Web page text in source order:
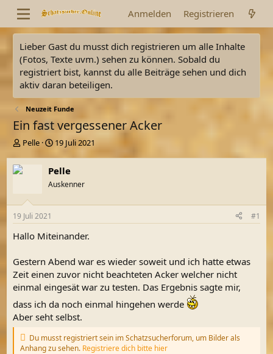
Anmelden Registrieren
Lieber Gast du musst dich registrieren um alle Inhalte
(Fotos, Texte uvm.) sehen zu können. Sobald du
registriert bist, kannst du alle Beiträge sehen und dich
aktiv daran beteiligen.
Neuzeit Funde
Ein fast vergessener Acker
E
t
l
e
Pelle
E
t
e
l
m
19 Juli 2021
Pelle
Auskenner
19 Juli 2021 #1
Hallo Miteinander.
Gestern Abend war es wieder soweit und ich hatte etwas
Zeit einen zuvor nicht beachteten Acker welcher nicht
einmal eingesät war zu testen. Das Ergebnis sagte mir,
dass ich da noch einmal hingehen werde
Aber seht selbst.
Du musst registriert sein im Schatzsucherforum, um Bilder als
Anhang zu sehen. Registriere dich bitte hier